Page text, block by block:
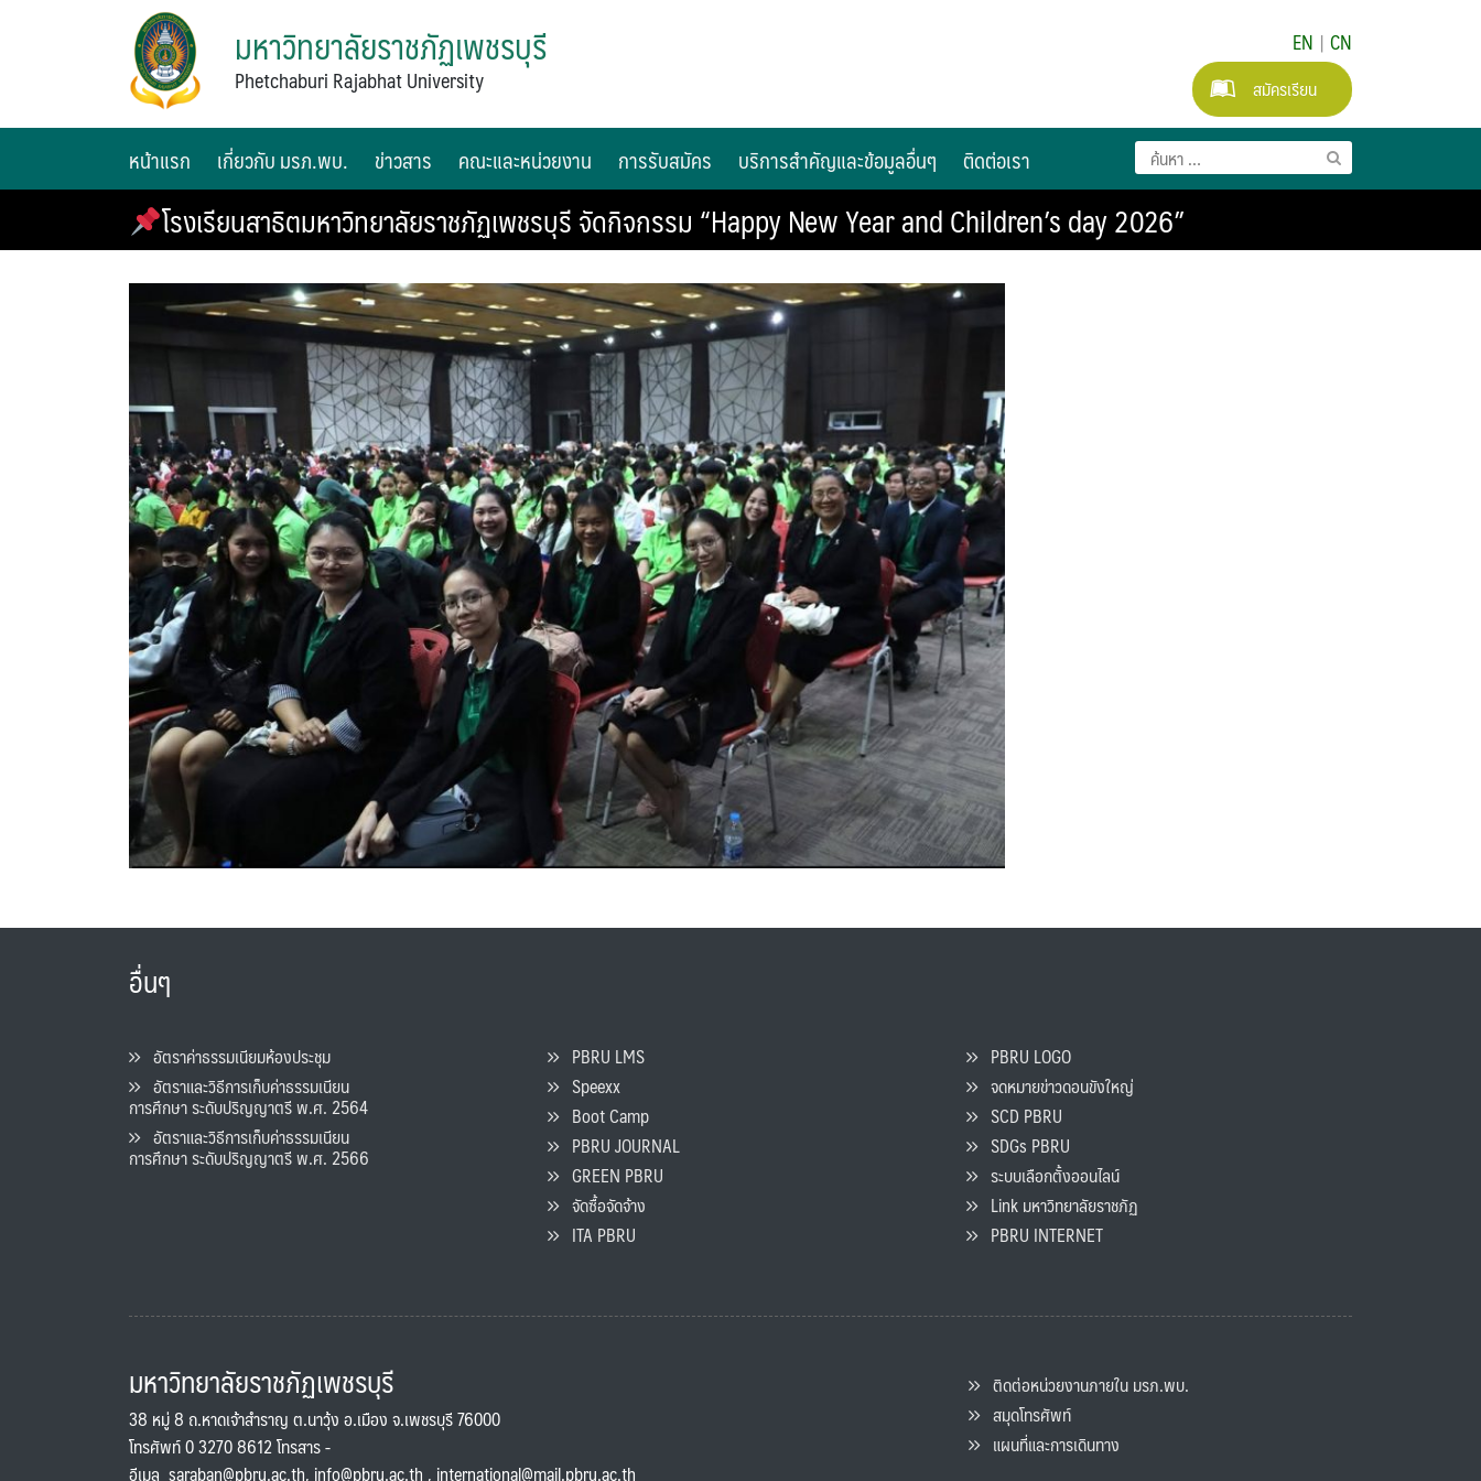
มหาวิทยาลัยราชภัฏเพชรบุรี
Phetchaburi Rajabhat University
EN | CN
สมัครเรียน
หน้าแรก เกี่ยวกับ มรภ.พบ. ข่าวสาร คณะและหน่วยงาน การรับสมัคร บริการสำคัญและข้อมูลอื่นๆ ติดต่อเรา
โรงเรียนสาธิตมหาวิทยาลัยราชภัฏเพชรบุรี จัดกิจกรรม “Happy New Year and Children’s day 2026”
อื่นๆ
อัตราค่าธรรมเนียมห้องประชุม
อัตราและวิธีการเก็บค่าธรรมเนียน
การศึกษา ระดับปริญญาตรี พ.ศ. 2564
อัตราและวิธีการเก็บค่าธรรมเนียน
การศึกษา ระดับปริญญาตรี พ.ศ. 2566
PBRU LMS
Speexx
Boot Camp
PBRU JOURNAL
GREEN PBRU
จัดซื้อจัดจ้าง
ITA PBRU
PBRU LOGO
จดหมายข่าวดอนขังใหญ่
SCD PBRU
SDGs PBRU
ระบบเลือกตั้งออนไลน์
Link มหาวิทยาลัยราชภัฏ
PBRU INTERNET
มหาวิทยาลัยราชภัฏเพชรบุรี
38 หมู่ 8 ถ.หาดเจ้าสำราญ ต.นาวุ้ง อ.เมือง จ.เพชรบุรี 76000
โทรศัพท์ 0 3270 8612 โทรสาร -
อีเมล saraban@pbru.ac.th, info@pbru.ac.th , international@mail.pbru.ac.th
ติดต่อหน่วยงานภายใน มรภ.พบ.
สมุดโทรศัพท์
แผนที่และการเดินทาง